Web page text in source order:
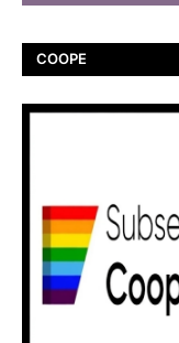
COOPE